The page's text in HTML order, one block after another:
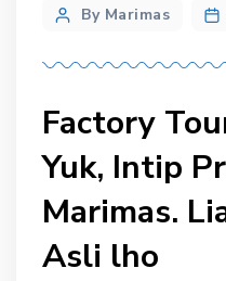
PostBy Marimas
Factory
Yuk, Intip
Marimas.
Asli lho